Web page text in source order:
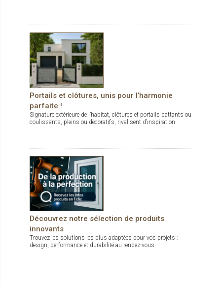
Portails et clôtures, unis pour l’harmonie
parfaite !
Signature extérieure de l’habitat, clôtures et portails battants ou
coulissants, pleins ou décoratifs, rivalisent d’inspiration
Découvrez notre sélection de produits
innovants
Trouvez les solutions les plus adaptées pour vos projets :
design, performance et durabilité au rendez-vous